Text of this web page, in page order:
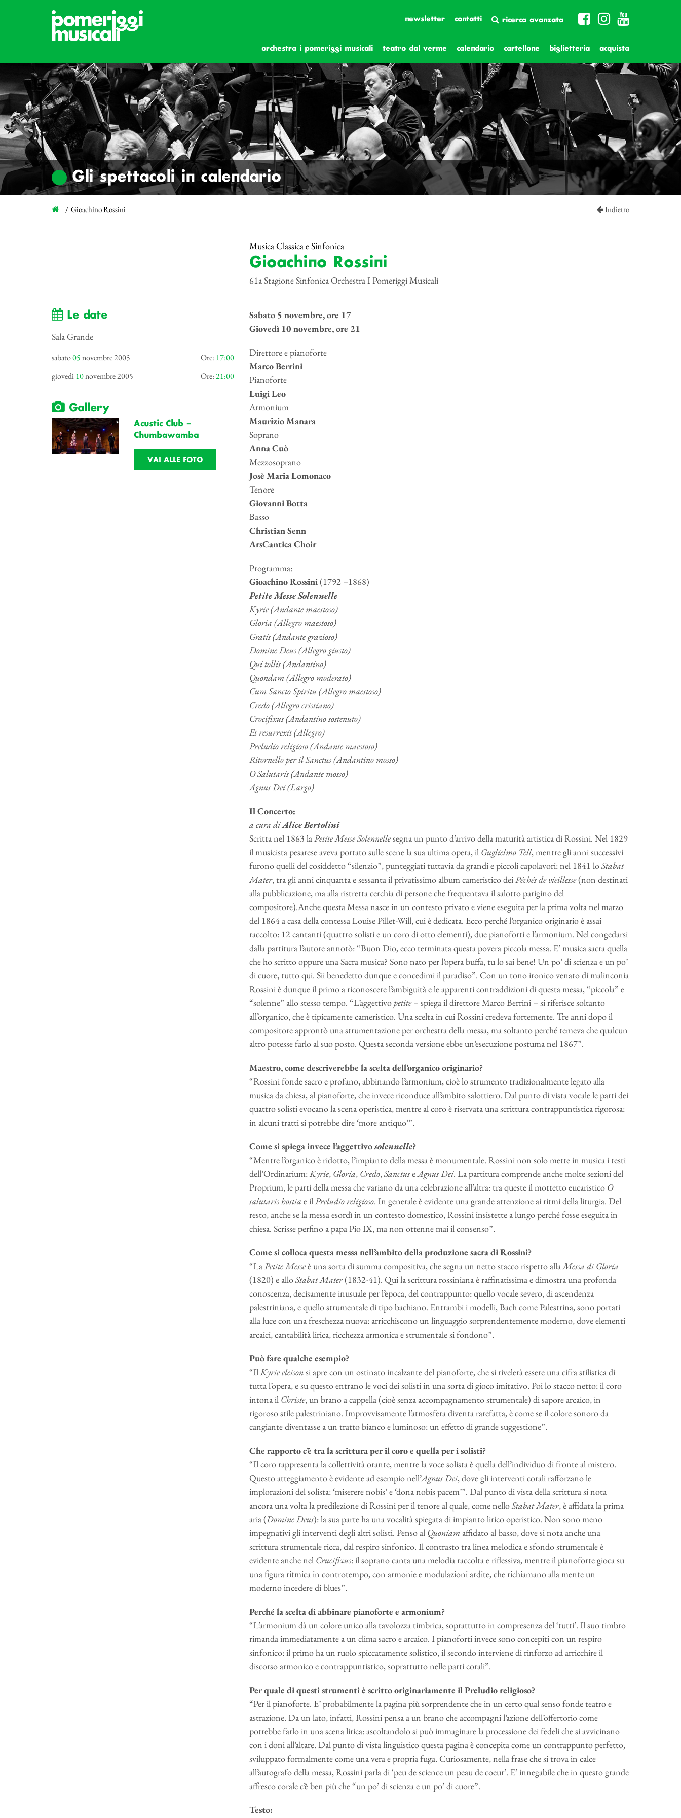
newsletter contatti ricerca avanzata
orchestra i pomeriggi musicali teatro dal verme calendario cartellone biglietteria acquista
Gli spettacoli in calendario
Gioachino Rossini Indietro
Le date
Sala Grande
sabato05novembre 2005 Ore: 17:00
giovedì10novembre 2005 Ore:21:00
Gallery
Acustic Club –
Chumbawamba
VAI ALLE FOTO
Musica Classica e Sinfonica
Gioachino Rossini
61a Stagione Sinfonica Orchestra I Pomeriggi Musicali
Sabato 5 novembre, ore 17
Giovedì 10 novembre, ore 21
Direttore e pianoforte
Marco Berrini
Pianoforte
Luigi Leo
Armonium
Maurizio Manara
Soprano
Anna Cuò
Mezzosoprano
Josè Maria Lomonaco
Tenore
Giovanni Botta
Basso
Christian Senn
ArsCantica Choir
Programma:
Gioachino Rossini(1792 –1868)
Petite Messe Solennelle
Kyrie (Andante maestoso)
Gloria (Allegro maestoso)
Gratis (Andante grazioso)
Domine Deus (Allegro giusto)
Qui tollis (Andantino)
Quondam (Allegro moderato)
Cum Sancto Spiritu (Allegro maestoso)
Credo (Allegro cristiano)
Crocifixus (Andantino sostenuto)
Et resurrexit (Allegro)
Preludio religioso (Andante maestoso)
Ritornello per il Sanctus (Andantino mosso)
O Salutaris (Andante mosso)
Agnus Dei (Largo)
Il Concerto:
a cura diAlice Bertolini
Scritta nel 1863 laPetite Messe Solennellesegna un punto d’arrivo della maturità artistica di Rossini. Nel 1829
il musicista pesarese aveva portato sulle scene la sua ultima opera, il Guglielmo Tell, mentre gli anni successivi
furono quelli del cosiddetto “silenzio”, punteggiati tuttavia da grandi e piccoli capolavori: nel 1841 loStabat
Mater, tra gli anni cinquanta e sessanta il privatissimo album cameristico deiPéchés de vieillesse(non destinati
alla pubblicazione, ma alla ristretta cerchia di persone che frequentava il salotto parigino del
compositore).Anche questa Messa nasce in un contesto privato e viene eseguita per la prima volta nel marzo
del 1864 a casa della contessa Louise Pillet-Will, cui è dedicata. Ecco perché l’organico originario è assai
raccolto: 12 cantanti (quattro solisti e un coro di otto elementi), due pianoforti e l’armonium. Nel congedarsi
dalla partitura l’autore annotò: “Buon Dio, ecco terminata questa povera piccola messa. E’ musica sacra quella
che ho scritto oppure una Sacra musica? Sono nato per l’opera buffa, tu lo sai bene! Un po’ di scienza e un po’
di cuore, tutto qui. Sii benedetto dunque e concedimi il paradiso”. Con un tono ironico venato di malinconia
Rossini è dunque il primo a riconoscere l’ambiguità e le apparenti contraddizioni di questa messa, “piccola” e
“solenne” allo stesso tempo. “L’aggettivopetite– spiega il direttore Marco Berrini – si riferisce soltanto
all’organico, che è tipicamente cameristico. Una scelta in cui Rossini credeva fortemente. Tre anni dopo il
compositore approntò una strumentazione per orchestra della messa, ma soltanto perché temeva che qualcun
altro potesse farlo al suo posto. Questa seconda versione ebbe un’esecuzione postuma nel 1867”.
Maestro, come descriverebbe la scelta dell’organico originario?
“Rossini fonde sacro e profano, abbinando l’armonium, cioè lo strumento tradizionalmente legato alla
musica da chiesa, al pianoforte, che invece riconduce all’ambito salottiero. Dal punto di vista vocale le parti dei
quattro solisti evocano la scena operistica, mentre al coro è riservata una scrittura contrappuntistica rigorosa:
in alcuni tratti si potrebbe dire ‘more antiquo’”.
Come si spiega invece l’aggettivosolennelle?
“Mentre l’organico è ridotto, l’impianto della messa è monumentale. Rossini non solo mette in musica i testi
dell’Ordinarium:Kyrie, Gloria, Credo,SanctuseAgnus Dei. La partitura comprende anche molte sezioni del
Proprium, le parti della messa che variano da una celebrazione all’altra: tra queste il mottetto eucaristico O
salutaris hostia e ilPreludio religioso. In generale è evidente una grande attenzione ai ritmi della liturgia. Del
resto, anche se la messa esordì in un contesto domestico, Rossini insistette a lungo perché fosse eseguita in
chiesa. Scrisse perfino a papa Pio IX, ma non ottenne mai il consenso”.
Come si colloca questa messa nell’ambito della produzione sacra di Rossini?
“LaPetite Messeè una sorta di summa compositiva, che segna un netto stacco rispetto allaMessa di Gloria
(1820) e alloStabat Mater(1832-41). Qui la scrittura rossiniana è raffinatissima e dimostra una profonda
conoscenza, decisamente inusuale per l’epoca, del contrappunto: quello vocale severo, di ascendenza
palestriniana, e quello strumentale di tipo bachiano. Entrambi i modelli, Bach come Palestrina, sono portati
alla luce con una freschezza nuova: arricchiscono un linguaggio sorprendentemente moderno, dove elementi
arcaici, cantabilità lirica, ricchezza armonica e strumentale si fondono”.
Può fare qualche esempio?
“IlKyrie eleisonsi apre con un ostinato incalzante del pianoforte, che si rivelerà essere una cifra stilistica di
tutta l’opera, e su questo entrano le voci dei solisti in una sorta di gioco imitativo. Poi lo stacco netto: il coro
intona il Christe, un brano a cappella (cioè senza accompagnamento strumentale) di sapore arcaico, in
rigoroso stile palestriniano. Improvvisamente l’atmosfera diventa rarefatta, è come se il colore sonoro da
cangiante diventasse a un tratto bianco e luminoso: un effetto di grande suggestione”.
Che rapporto c’è tra la scrittura per il coro e quella per i solisti?
“Il coro rappresenta la collettività orante, mentre la voce solista è quella dell’individuo di fronte al mistero.
Questo atteggiamento è evidente ad esempio nell’Agnus Dei, dove gli interventi corali rafforzano le
implorazioni del solista: ‘miserere nobis’ e ‘dona nobis pacem’”. Dal punto di vista della scrittura si nota
ancora una volta la predilezione di Rossini per il tenore al quale, come nelloStabat Mater, è affidata la prima
aria (Domine Deus): la sua parte ha una vocalità spiegata di impianto lirico operistico. Non sono meno
impegnativi gli interventi degli altri solisti. Penso al Quoniamaffidato al basso, dove si nota anche una
scrittura strumentale ricca, dal respiro sinfonico. Il contrasto tra linea melodica e sfondo strumentale è
evidente anche nel Crucifixus: il soprano canta una melodia raccolta e riflessiva, mentre il pianoforte gioca su
una figura ritmica in controtempo, con armonie e modulazioni ardite, che richiamano alla mente un
moderno incedere di blues”.
Perché la scelta di abbinare pianoforte e armonium?
“L’armonium dà un colore unico alla tavolozza timbrica, soprattutto in compresenza del ‘tutti’. Il suo timbro
rimanda immediatamente a un clima sacro e arcaico. I pianoforti invece sono concepiti con un respiro
sinfonico: il primo ha un ruolo spiccatamente solistico, il secondo interviene di rinforzo ad arricchire il
discorso armonico e contrappuntistico, soprattutto nelle parti corali”.
Per quale di questi strumenti è scritto originariamente il Preludio religioso?
“Per il pianoforte. E’ probabilmente la pagina più sorprendente che in un certo qual senso fonde teatro e
astrazione. Da un lato, infatti, Rossini pensa a un brano che accompagni l’azione dell’offertorio come
potrebbe farlo in una scena lirica: ascoltandolo si può immaginare la processione dei fedeli che si avvicinano
con i doni all’altare. Dal punto di vista linguistico questa pagina è concepita come un contrappunto perfetto,
sviluppato formalmente come una vera e propria fuga. Curiosamente, nella frase che si trova in calce
all’autografo della messa, Rossini parla di ‘peu de science un peau de coeur’. E’ innegabile che in questo grande
affresco corale c’è ben più che “un po’ di scienza e un po’ di cuore”.
Testo: